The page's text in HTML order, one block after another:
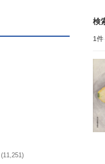
検
1件
(11,251)